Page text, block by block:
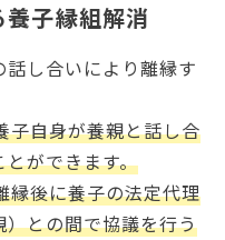
養子縁組解消
し合いにより離縁す
子自身が養親と話し合
ができます。
縁後に養子の法定代理
との間で協議を行う